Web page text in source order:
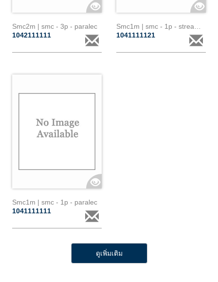
Smc2m | smc - 3p - paralec
1042111111
1041111121
Smc1m | smc - 1p - paralec
1041111111
ดูเพิ่มเติม